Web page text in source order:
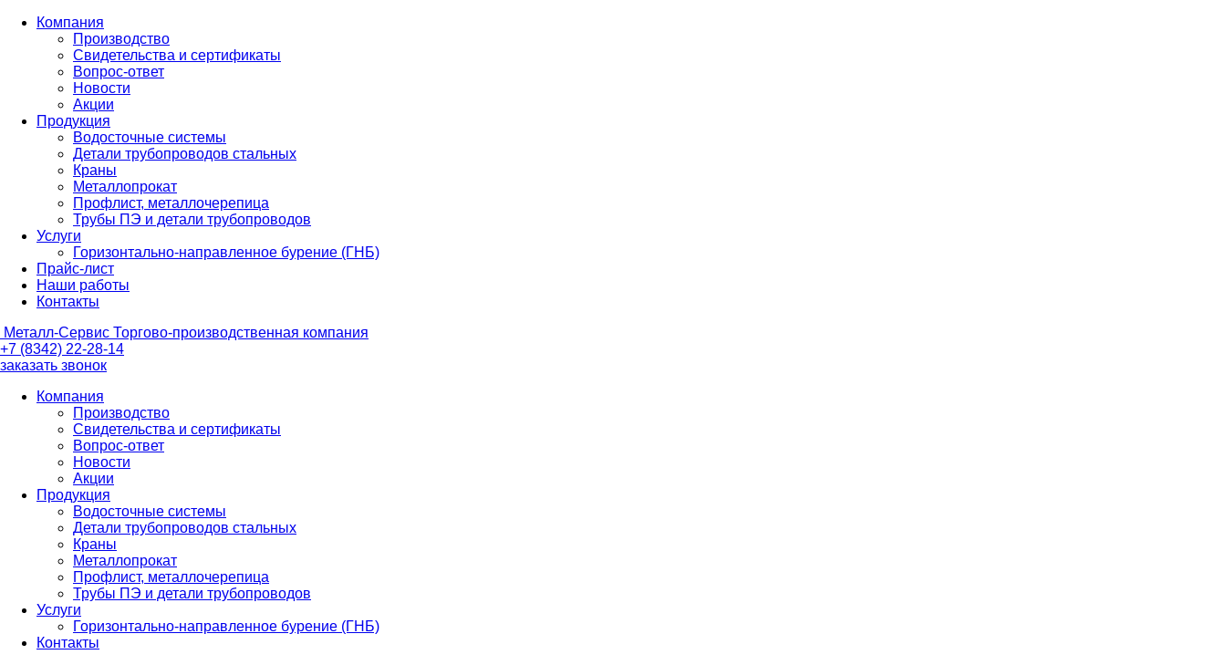
Компания
Производство
Свидетельства и сертификаты
Вопрос-ответ
Новости
Акции
Продукция
Водосточные системы
Детали трубопроводов стальных
Краны
Металлопрокат
Профлист, металлочерепица
Трубы ПЭ и детали трубопроводов
Услуги
Горизонтально-направленное бурение (ГНБ)
Прайс-лист
Наши работы
Контакты
Металл-Сервис Торгово-производственная компания
+7 (8342) 22-28-14
заказать звонок
Компания
Производство
Свидетельства и сертификаты
Вопрос-ответ
Новости
Акции
Продукция
Водосточные системы
Детали трубопроводов стальных
Краны
Металлопрокат
Профлист, металлочерепица
Трубы ПЭ и детали трубопроводов
Услуги
Горизонтально-направленное бурение (ГНБ)
Контакты